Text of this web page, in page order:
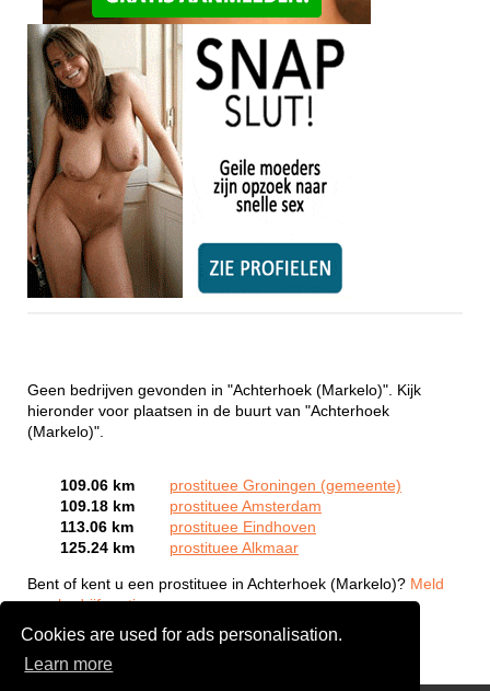
Cookies are used for ads personalisation.
Learn more
Geen bedrijven gevonden in "Achterhoek (Markelo)". Kijk
hieronder voor plaatsen in de buurt van "Achterhoek
(Markelo)".
109.06 km
prostituee Groningen (gemeente)
109.18 km
prostituee Amsterdam
113.06 km
prostituee Eindhoven
125.24 km
prostituee Alkmaar
Bent of kent u een prostituee in Achterhoek (Markelo)? Meld
een bedrijf gratis aan